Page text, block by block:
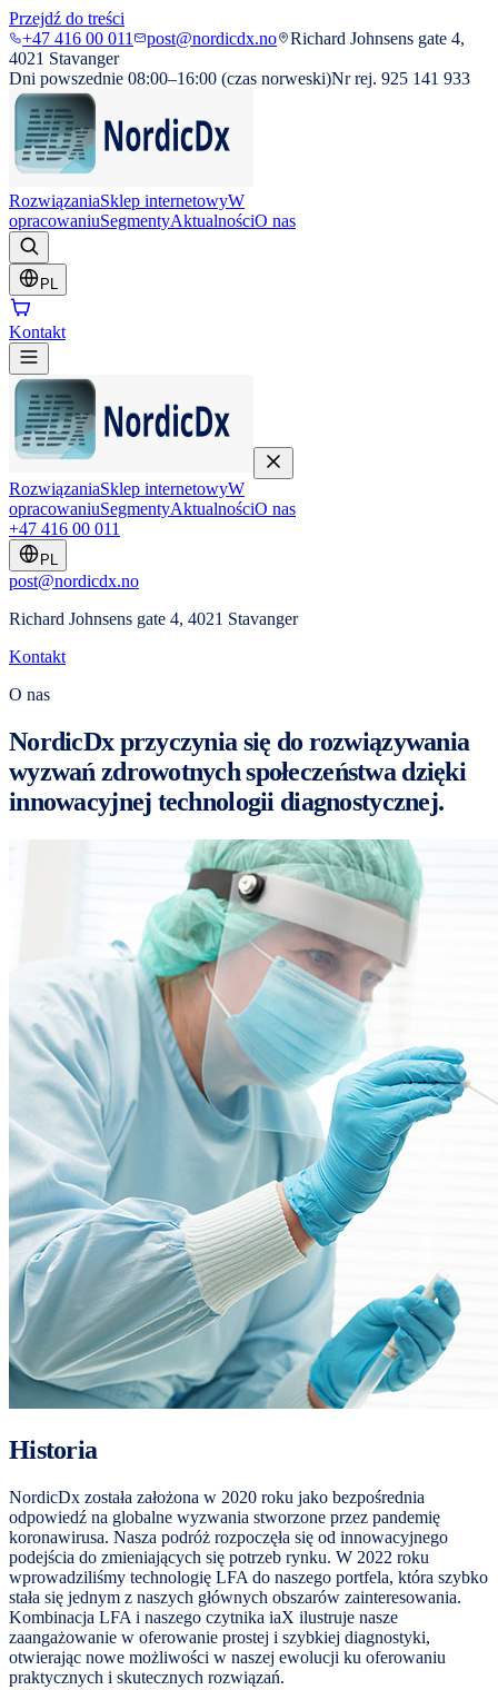
Przejdź do treści
+47 416 00 011
post@nordicdx.no
Richard Johnsens gate 4,
4021 Stavanger
Dni powszednie 08:00–16:00 (czas norweski)Nr rej. 925 141 933
RozwiązaniaSklep internetowyW
opracowaniuSegmentyAktualnościO nas
PL
Kontakt
RozwiązaniaSklep internetowyW
opracowaniuSegmentyAktualnościO nas
+47 416 00 011
PL
post@nordicdx.no
Richard Johnsens gate 4, 4021 Stavanger
Kontakt
O nas
NordicDx przyczynia się do rozwiązywania
wyzwań zdrowotnych społeczeństwa dzięki
innowacyjnej technologii diagnostycznej.
Historia
NordicDx została założona w 2020 roku jako bezpośrednia
odpowiedź na globalne wyzwania stworzone przez pandemię
koronawirusa. Nasza podróż rozpoczęła się od innowacyjnego
podejścia do zmieniających się potrzeb rynku. W 2022 roku
wprowadziliśmy technologię LFA do naszego portfela, która szybko
stała się jednym z naszych głównych obszarów zainteresowania.
Kombinacja LFA i naszego czytnika iaX ilustruje nasze
zaangażowanie w oferowanie prostej i szybkiej diagnostyki,
otwierając nowe możliwości w naszej ewolucji ku oferowaniu
praktycznych i skutecznych rozwiązań.